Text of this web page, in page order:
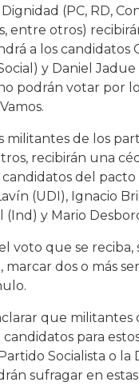
(PC, RD,
entre otros)
a los candidatos
y Daniel Jadue
podrán votar por
militantes de los
recibirán una
del pacto
(UDI), Ignacio
(Ind) y Mario
voto que se reciba,
marcar dos o más
que militantes
para
Socialista o la
sufragar en